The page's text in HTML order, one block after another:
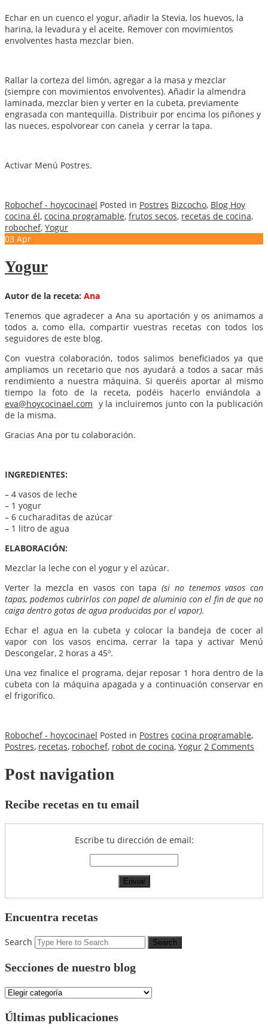
Echar en un cuenco el yogur, añadir la Stevia, los huevos, la
harina, la levadura y el aceite. Remover con movimientos
envolventes hasta mezclar bien.
Rallar la corteza del limón, agregar a la masa y mezclar
(siempre con movimientos envolventes). Añadir la almendra
laminada, mezclar bien y verter en la cubeta, previamente
engrasada con mantequilla. Distribuir por encima los piñones y
las nueces, espolvorear con canela y cerrar la tapa.
Activar Menú Postres.
Robochef - hoycocinael Posted in Postres Bizcocho, Blog Hoy
cocina él, cocina programable, frutos secos, recetas de cocina,
robochef, Yogur
03 Apr
Yogur
Autor de la receta: Ana
Tenemos que agradecer a Ana su aportación y os animamos a
todos a, como ella, compartir vuestras recetas con todos los
seguidores de este blog.
Con vuestra colaboración, todos salimos beneficiados ya que
ampliamos un recetario que nos ayudará a todos a sacar más
rendimiento a nuestra máquina. Si queréis aportar al mismo
tiempo la foto de la receta, podéis hacerlo enviándola a
eva@hoycocinael.com y la incluiremos junto con la publicación
de la misma.
Gracias Ana por tu colaboración.
INGREDIENTES:
– 4 vasos de leche
– 1 yogur
– 6 cucharaditas de azúcar
– 1 litro de agua
ELABORACIÓN:
Mezclar la leche con el yogur y el azúcar.
Verter la mezcla en vasos con tapa(si no tenemos vasos con
tapas, podemos cubrirlos con papel de aluminio con el fin de que no
caiga dentro gotas de agua producidas por el vapor).
Echar el agua en la cubeta y colocar la bandeja de cocer al
vapor con los vasos encima, cerrar la tapa y activar Menú
Descongelar, 2 horas a 45º.
Una vez finalice el programa, dejar reposar 1 hora dentro de la
cubeta con la máquina apagada y a continuación conservar en
el frigorífico.
Robochef - hoycocinael Posted in Postres cocina programable,
Postres, recetas, robochef, robot de cocina, Yogur 2 Comments
Post navigation
Recibe recetas en tu email
Escribe tu dirección de email:
Encuentra recetas
Search
Secciones de nuestro blog
Secciones
nuestro
Últimas publicaciones